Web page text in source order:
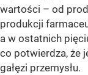
wartości – od
produkcji
a w ostatnich
co potwierdza, że
gałęzi przemysłu.